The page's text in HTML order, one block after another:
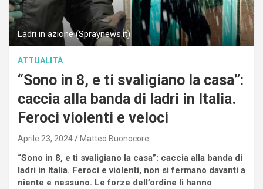
Ladri in azione (Spraynews.it)
ATTUALITÀ
“Sono in 8, e ti svaligiano la casa”:
caccia alla banda di ladri in Italia.
Feroci violenti e veloci
Aprile 23, 2024 Matteo Buonocore
“Sono in 8, e ti svaligiano la casa”: caccia alla banda di
ladri in Italia. Feroci e violenti, non si fermano davanti a
niente e nessuno. Le forze dell’ordine li hanno